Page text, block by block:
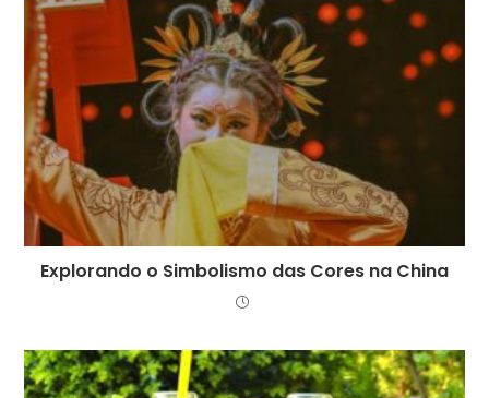
Explorando o Simbolismo das Cores na China